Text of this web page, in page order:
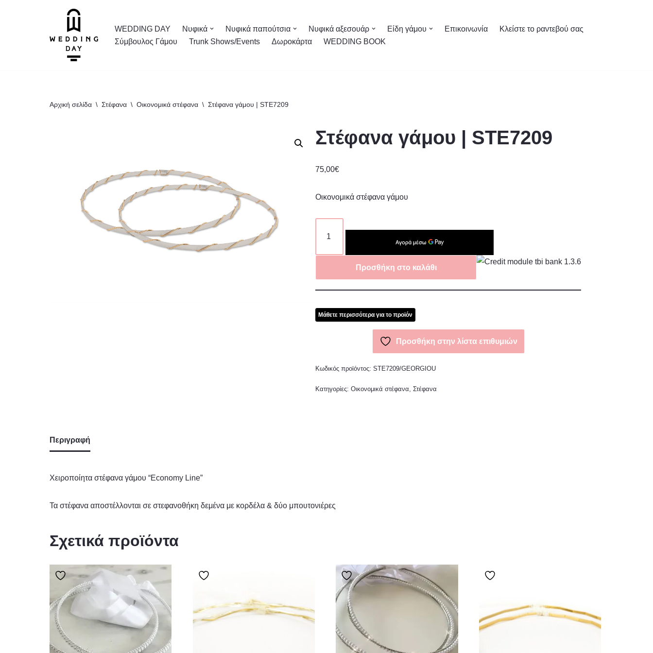
WEDDING DAY Νυφικά Νυφικά παπούτσια Νυφικά αξεσουάρ Είδη γάμου Επικοινωνία
Κλείστε το ραντεβού σας
Σύμβουλος Γάμου
Trunk Shows/Events Δωροκάρτα WEDDING BOOK
Αρχική σελίδα \ Στέφανα \ Οικονομικά στέφανα \ Στέφανα γάμου | STE7209
Στέφανα γάμου | STE7209
75,00€
Οικονομικά στέφανα γάμου
Προσθήκη στο καλάθι
Μάθετε περισσότερα για το προϊόν
Προσθήκη στην λίστα επιθυμιών
Κωδικός προϊόντος:STE7209/GEORGIOU
Κατηγορίες:Οικονομικά στέφανα,Στέφανα
Περιγραφή
Χειροποίητα στέφανα γάμου “Economy Line”
Τα στέφανα αποστέλλονται σε στεφανοθήκη δεμένα με κορδέλα & δύο μπουτονιέρες
Σχετικά προϊόντα